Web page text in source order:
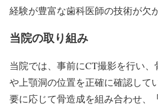
経験が豊富な歯科医師の技術が欠
当院の取り組み
当院では、事前にCT撮影を行い
や上顎洞の位置を正確に確認して
要に応じて骨造成を組み合わせ、